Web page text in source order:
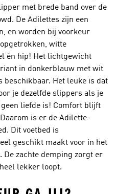
met brede band over de
De Adilettes zijn een
en worden bij voorkeur
witte
én hip! Het lichtgewicht
in donkerblauw met wit
Het leuke is dat
je dezelfde slippers als je
liefde is! Comfort blijft
is er de Adilette-
Dit voetbed is
geschikt maakt voor in het
De zachte demping zorgt er
lekker loopt.